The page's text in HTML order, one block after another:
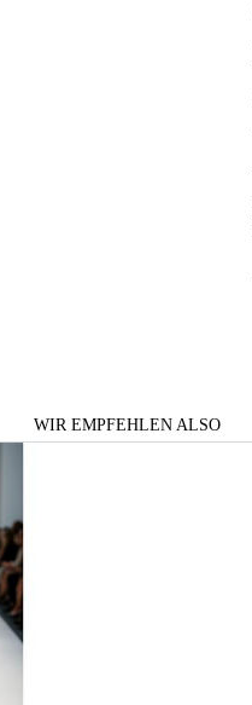
WIR EMPFEHLEN ALSO